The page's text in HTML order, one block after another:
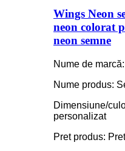
Wings Neon
neon colorat
neon semne
Nume de
Nume produs:
Dimensiune/
personalizat
Pret produs: